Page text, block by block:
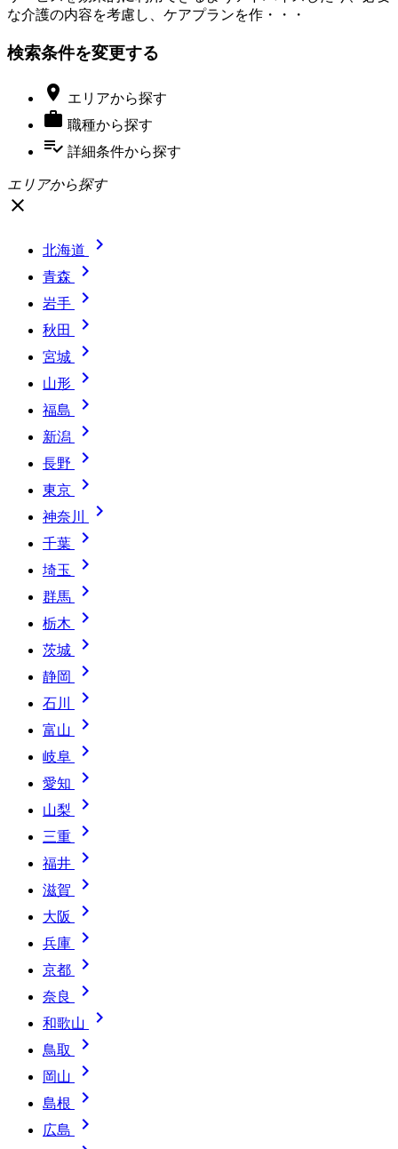
な介護の内容を考慮し、ケアプランを作・・・
検索条件を変更する
 エリアから探す
 職種から探す
playlist_add_check 詳細条件から探す
エリアから探す
close
北海道 
青森 
岩手 
秋田 
宮城 
山形 
福島 
新潟 
長野 
東京 
神奈川 
千葉 
埼玉 
群馬 
栃木 
茨城 
静岡 
石川 
富山 
岐阜 
愛知 
山梨 
三重 
福井 
滋賀 
大阪 
兵庫 
京都 
奈良 
和歌山 
鳥取 
岡山 
島根 
広島 